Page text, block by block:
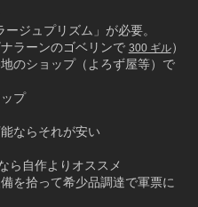
ジュプリズム」が必要。
ラーンのゴベリンで 300 ギル）
・素材となるクリアプリズムは各地のショップ（よろず屋等）で
プ
ならそれが安い
ら自作よりオススメ
を拾って希少品調達で軍票に